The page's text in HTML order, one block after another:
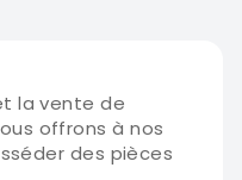
la vente de
offrons à nos
des pièces